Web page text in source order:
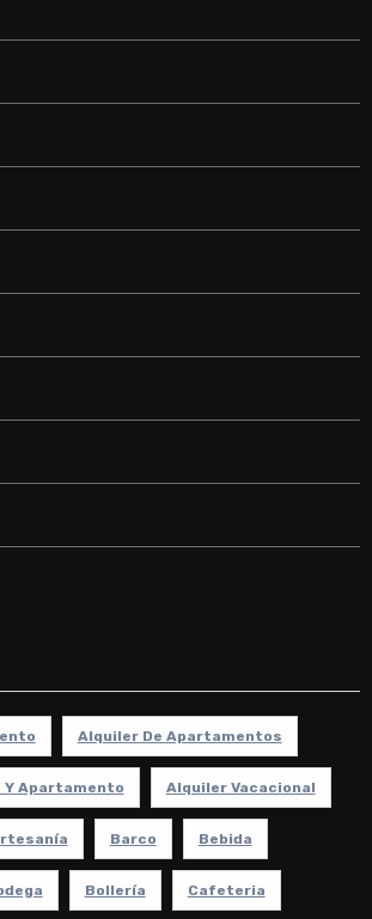
Alquiler De Apartamentos
Y Apartamento Alquiler Vacacional
Barco Bebida
Bollería Cafeteria